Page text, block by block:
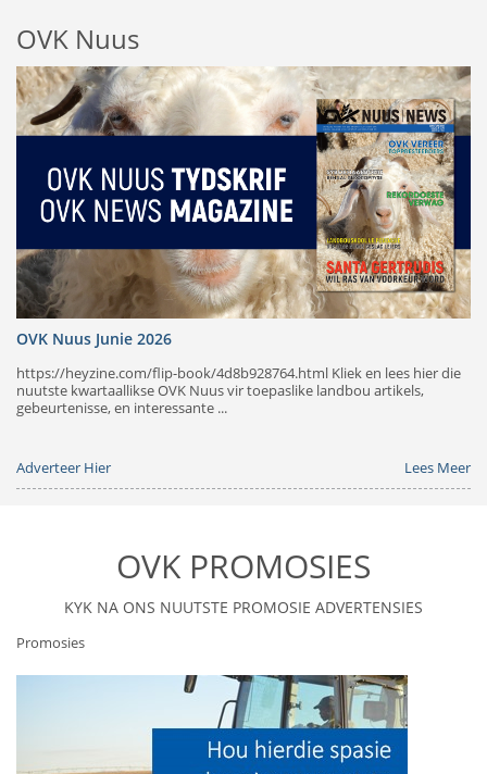
OVK Nuus
OVK Nuus Junie 2026
https://heyzine.com/flip-book/4d8b928764.html Kliek en lees hier die
nuutste kwartaallikse OVK Nuus vir toepaslike landbou artikels,
gebeurtenisse, en interessante ...
Adverteer Hier Lees Meer
OVK PROMOSIES
KYK NA ONS NUUTSTE PROMOSIE ADVERTENSIES
Promosies